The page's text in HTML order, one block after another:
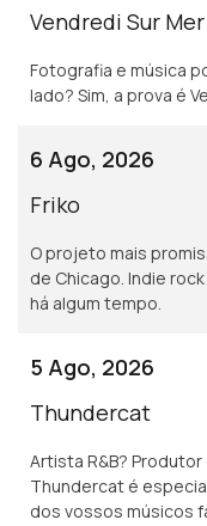
Vendredi Sur Mer
Fotografia e música
lado? Sim, a prova é
6 Ago, 2026
Friko
O projeto mais
de Chicago. Indie
há algum tempo.
5 Ago, 2026
Thundercat
Artista R&B?
Thundercat é
dos vossos músicos